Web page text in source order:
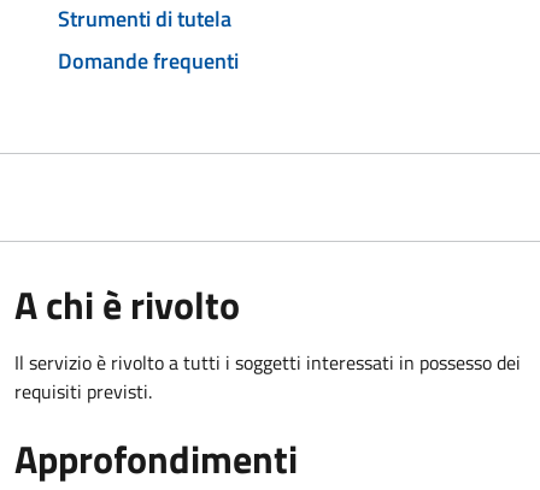
Strumenti di tutela
Domande frequenti
A chi è rivolto
Il servizio è rivolto a tutti i soggetti interessati in possesso dei
requisiti previsti.
Approfondimenti